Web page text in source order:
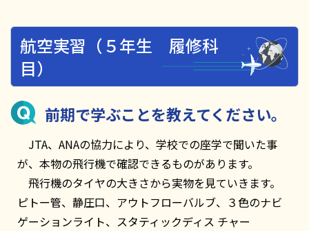
航空実習（５年生 履修科
目）
前期で学ぶことを教えてください。
JTA、ANAの協力により、学校での座学で聞いた事
が、本物の飛行機で確認できるものがあります。
飛行機のタイヤの大きさから実物を見ていきます。
ピトー管、静圧口、アウトフローバルブ、３色のナビ
ゲーションライト、スタティックディス チャー